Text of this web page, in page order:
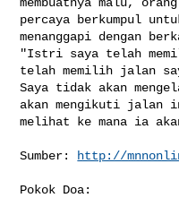
http://
Pokok Doa: